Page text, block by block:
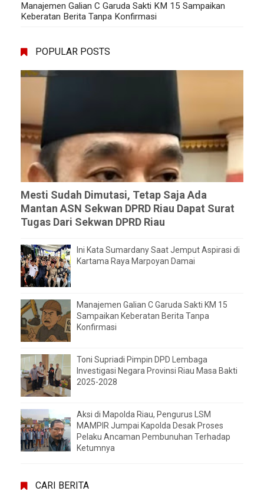
Manajemen Galian C Garuda Sakti KM 15 Sampaikan
Keberatan Berita Tanpa Konfirmasi
POPULAR POSTS
Mesti Sudah Dimutasi, Tetap Saja Ada
Mantan ASN Sekwan DPRD Riau Dapat Surat
Tugas Dari Sekwan DPRD Riau
Ini Kata Sumardany Saat Jemput Aspirasi di
Kartama Raya Marpoyan Damai
Manajemen Galian C Garuda Sakti KM 15
Sampaikan Keberatan Berita Tanpa
Konfirmasi
Toni Supriadi Pimpin DPD Lembaga
Investigasi Negara Provinsi Riau Masa Bakti
2025-2028
Aksi di Mapolda Riau, Pengurus LSM
MAMPIR Jumpai Kapolda Desak Proses
Pelaku Ancaman Pembunuhan Terhadap
Ketumnya
CARI BERITA